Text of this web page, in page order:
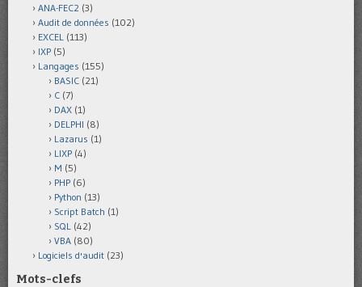
ANA-FEC2 (3)
Audit de données (102)
EXCEL (113)
IXP (5)
Langages (155)
BASIC (21)
C (7)
DAX (1)
DELPHI (8)
Lazarus (1)
LIXP (4)
M (5)
PHP (6)
Python (13)
Script Batch (1)
SQL (42)
VBA (80)
Logiciels d'audit (23)
Mots-clefs